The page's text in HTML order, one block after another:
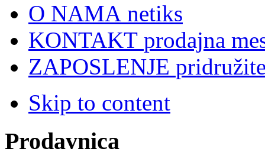
O NAMA netiks
KONTAKT prodajna
ZAPOSLENJE
Skip to content
Prodavnica